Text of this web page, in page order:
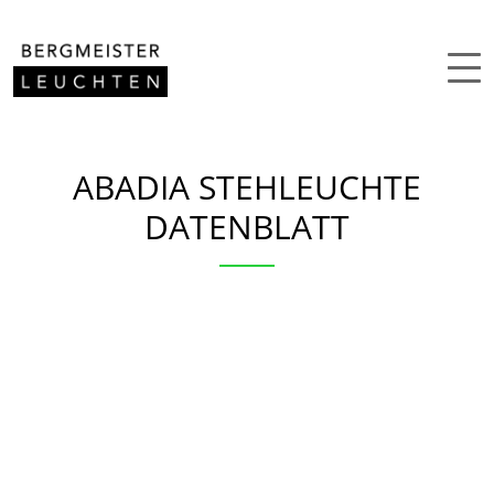
ABADIA STEHLEUCHTE
DATENBLATT